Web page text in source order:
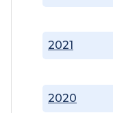
2020
2021